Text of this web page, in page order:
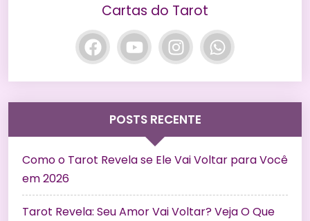
Cartas do Tarot
POSTS RECENTE
Como o Tarot Revela se Ele Vai Voltar para Você
em 2026
Tarot Revela: Seu Amor Vai Voltar? Veja O Que